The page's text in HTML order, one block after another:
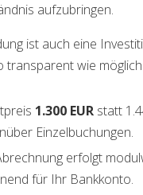
aufzubringen.
ist auch eine
transparent wie
1.300 EURstatt
Einzelbuchungen.
erfolgt
für Ihr Bankkonto.